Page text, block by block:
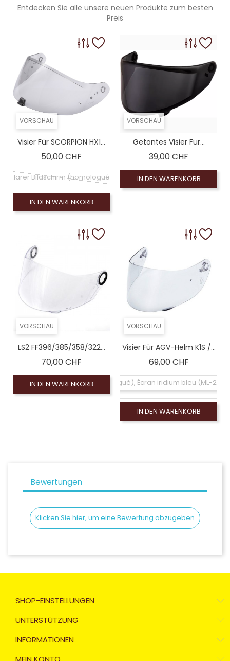
Entdecken Sie alle unsere neuen Produkte zum besten
Preis
VORSCHAU
Visier Für SCORPION HX1...
50,00 CHF
Klarer Bildschirm (homologué)
IN DEN WARENKORB
VORSCHAU
Getöntes Visier Für...
39,00 CHF
IN DEN WARENKORB
VORSCHAU
LS2 FF396/385/358/322...
70,00 CHF
IN DEN WARENKORB
VORSCHAU
Visier Für AGV-Helm K1S /...
69,00 CHFPreis
Coloré (non homologué), Écran iridium bleu (ML-
Écran claire K1 S (XS-M) K5 S (XS-MS), Visiére
Coloré (non homologué), Écran iridium or (ML-2XL)
IN DEN WARENKORB
Bewertungen
Klicken Sie hier, um eine Bewertung abzugeben
SHOP-EINSTELLUNGEN
UNTERSTÜTZUNG
INFORMATIONEN